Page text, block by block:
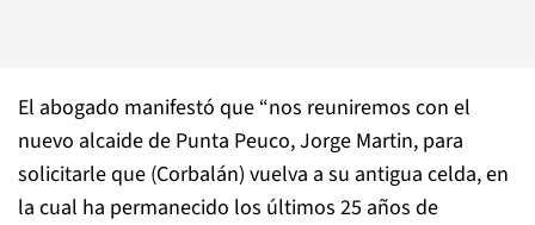
El abogado manifestó que “nos reuniremos con el
nuevo alcaide de Punta Peuco, Jorge Martin, para
solicitarle que (Corbalán) vuelva a su antigua celda, en
la cual ha permanecido los últimos 25 años de